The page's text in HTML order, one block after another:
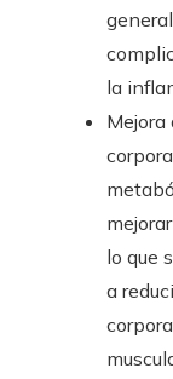
la
Mejora
lo que
a